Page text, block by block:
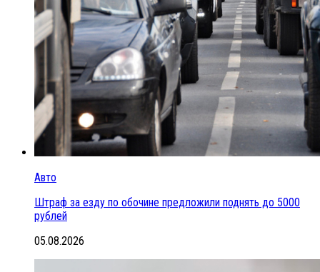
Авто
Штраф за езду по обочине предложили поднять до 5000
рублей
05.08.2026